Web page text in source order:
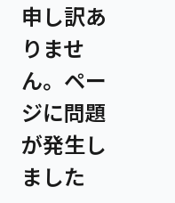
申し訳あ
りませ
ん。ペー
ジに問題
が発生し
ました